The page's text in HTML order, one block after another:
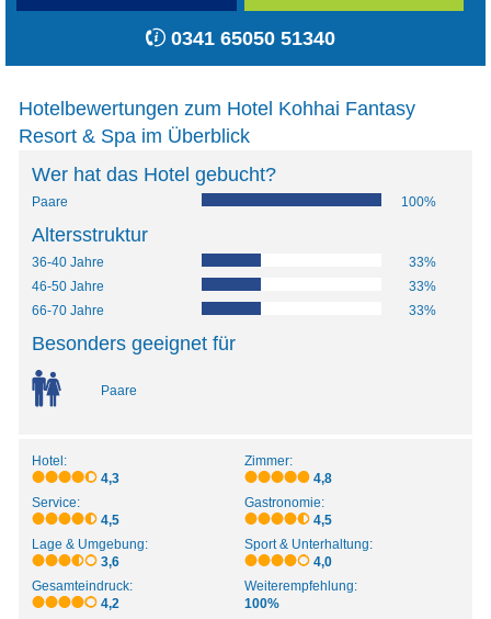
0341 65050 51340
Hotelbewertungen zum Hotel Kohhai Fantasy
Resort & Spa im Überblick
Wer hat das Hotel gebucht?
Paare 100%
Altersstruktur
36-40 Jahre
33%
46-50 Jahre
33%
66-70 Jahre
33%
Besonders geeignet für
Paare
Hotel:
4,3
Zimmer:
4,8
Service:
4,5
Gastronomie:
4,5
Lage & Umgebung:
3,6
Sport & Unterhaltung:
4,0
Gesamteindruck:
4,2
Weiterempfehlung:
100%